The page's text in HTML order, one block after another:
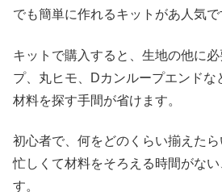
でも簡単に作れるキットがあ人気で
キットで購入すると、生地の他に
プ、丸ヒモ、Dカンループエンドな
材料を探す手間が省けます。
初心者で、何をどのくらい揃えたら
忙しくて材料をそろえる時間がな
す。